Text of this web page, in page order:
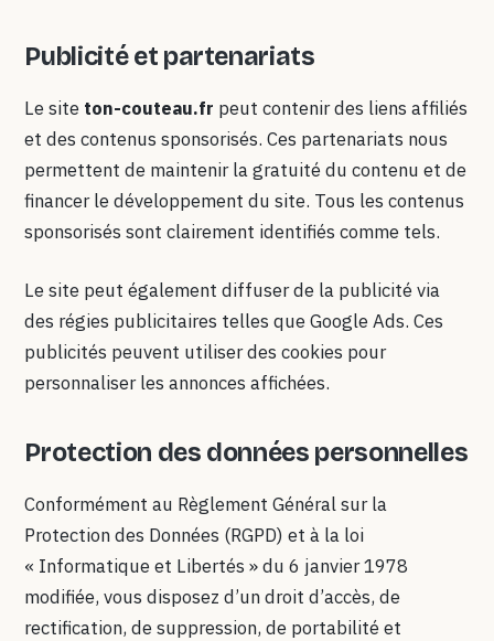
Publicité et partenariats
Le site ton-couteau.fr peut contenir des liens affiliés
et des contenus sponsorisés. Ces partenariats nous
permettent de maintenir la gratuité du contenu et de
financer le développement du site. Tous les contenus
sponsorisés sont clairement identifiés comme tels.
Le site peut également diffuser de la publicité via
des régies publicitaires telles que Google Ads. Ces
publicités peuvent utiliser des cookies pour
personnaliser les annonces affichées.
Protection des données personnelles
Conformément au Règlement Général sur la
Protection des Données (RGPD) et à la loi
« Informatique et Libertés » du 6 janvier 1978
modifiée, vous disposez d’un droit d’accès, de
rectification, de suppression, de portabilité et